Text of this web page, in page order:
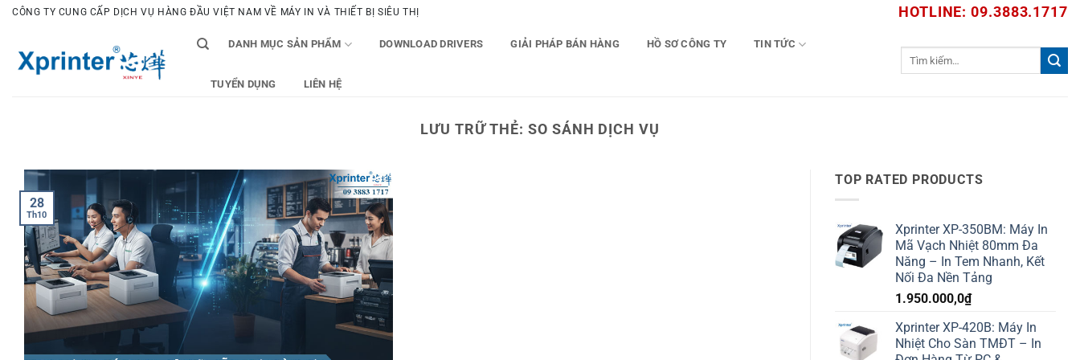
Bỏ
dung
CÔNG TY CUNG CẤP DỊCH VỤ HÀNG ĐẦU VIỆT NAM VỀ MÁY IN VÀ THIẾT BỊ SIÊU THỊ HOTLINE: 09.3883.1717
DANH MỤC SẢN PHẨM DOWNLOAD DRIVERS GIẢI PHÁP BÁN HÀNG HỒ SƠ CÔNG TY TIN TỨC
TUYỂN DỤNG LIÊN HỆ
LƯU TRỮ THẺ:SO SÁNH DỊCH VỤ
28
Th10
TOP RATED PRODUCTS
Xprinter XP-350BM: Máy In
Mã Vạch Nhiệt 80mm Đa
Năng – In Tem Nhanh, Kết
Nối Đa Nền Tảng
1.950.000,0₫
Xprinter XP-420B: Máy In
Nhiệt Cho Sàn TMĐT – In